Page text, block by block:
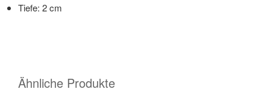
Tiefe: 2 cm
Ähnliche Produkte